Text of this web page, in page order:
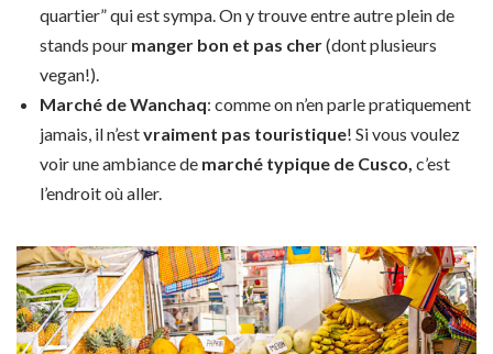
quartier” qui est sympa. On y trouve entre autre plein de
stands pour manger bon et pas cher(dont plusieurs
vegan!).
Marché de Wanchaq: comme on n’en parle pratiquement
jamais, il n’estvraiment pas touristique! Si vous voulez
voir une ambiance de marché typique de Cusco, c’est
l’endroit où aller.